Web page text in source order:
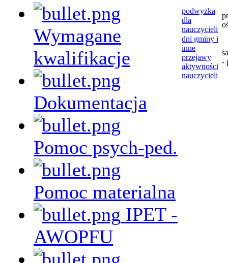
Wymagane
kwalifikacje
Dokumentacja
Pomoc psych-ped.
Pomoc materialna
IPET -
AWOPFU
podwyżka
dla
nauczycieli
dni gminy i
inne
przejawy
aktywności
nauczycieli
-